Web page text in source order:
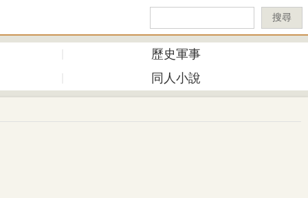
搜尋
歷史軍事
同人小說